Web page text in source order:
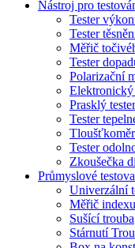
Nástroj pro
Tester
Tester
Měřič
Tester
Polarizační
Elektronický
Prasklý tester
Tester
Tloušťkoměr
Tester
Zkoušečka
Průmyslové
Univerzální
Měřič
Sušící trouba
Stárnutí